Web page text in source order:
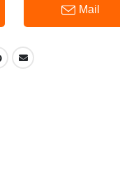
Mail